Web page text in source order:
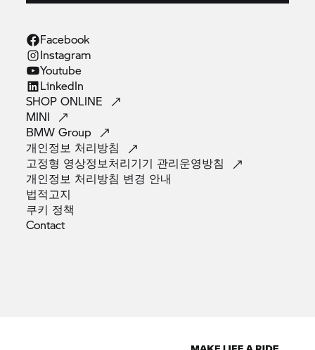
Facebook
Instagram
Youtube
LinkedIn
SHOPONLINE
MINI
BMWGroup
개인정보 처리방침
고정형 영상정보처리기기 관리운영방침
개인정보 처리방침 변경 안내
법적고지
쿠키 정책
Contact